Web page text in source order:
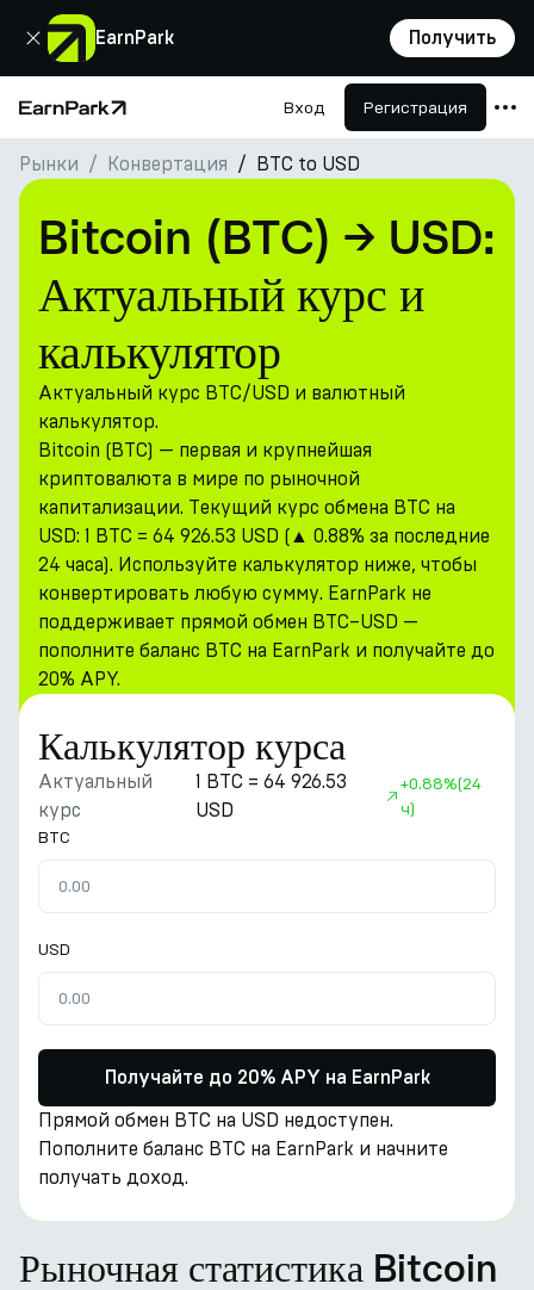
EarnPark Получить
Закрыть
Главная страница Вход Регистрация
Продукты
Рынки
Калькуляторы
Токен PARK
Ресурсы
Компания
Рынки Конвертация BTC to USD
Bitcoin (BTC) → USD:
Актуальный курс и
калькулятор
Актуальный курс BTC/USD и валютный
калькулятор.
Bitcoin (BTC) — первая и крупнейшая
криптовалюта в мире по рыночной
капитализации. Текущий курс обмена BTC на
USD: 1 BTC = 64 926.53 USD (▲ 0.88% за последние
24 часа). Используйте калькулятор ниже, чтобы
конвертировать любую сумму. EarnPark не
поддерживает прямой обмен BTC–USD —
пополните баланс BTC на EarnPark и получайте до
20% APY.
Калькулятор курса
Актуальный
курс
1 BTC = 64 926.53
USD
+0.88%(24
ч)
BTC
USD
Получайте до 20% APY на EarnPark
Прямой обмен BTC на USD недоступен.
Пополните баланс BTC на EarnPark и начните
получать доход.
Рыночная статистика Bitcoin